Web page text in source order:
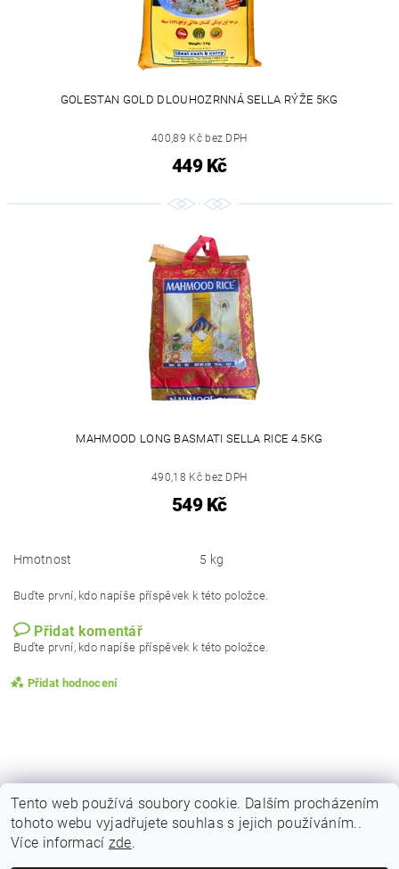
GOLESTAN GOLD DLOUHOZRNNÁ SELLA RÝŽE 5KG
400,89 Kč bez DPH
449 Kč
MAHMOOD LONG BASMATI SELLA RICE 4.5KG
490,18 Kč bez DPH
549 Kč
Hmotnost 5 kg
Buďte první, kdo napíše příspěvek k této položce.
Přidat komentář
Buďte první, kdo napíše příspěvek k této položce.
Přidat hodnocení
Obchodní podmínky |
Reklamační podmínky
Tento web používá soubory cookie. Dalším procházením
tohoto webu vyjadřujete souhlas s jejich používáním..
Více informací zde.